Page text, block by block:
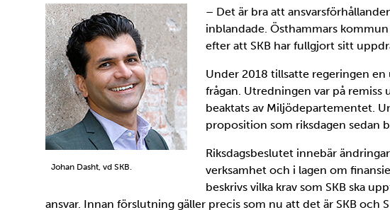
Johan Dasht, vd SKB.
– Det är bra att
inblandade. Östhammars
efter att SKB har fullgjort sitt
Under 2018 tillsatte regeringen
frågan. Utredningen var på
beaktats av Miljödepartementet.
proposition som riksdagen sedan
Riksdagsbeslutet innebär
verksamhet och i lagen om
beskrivs vilka krav som SKB ska
ansvar. Innan förslutning gäller precis som nu att det är SKB och